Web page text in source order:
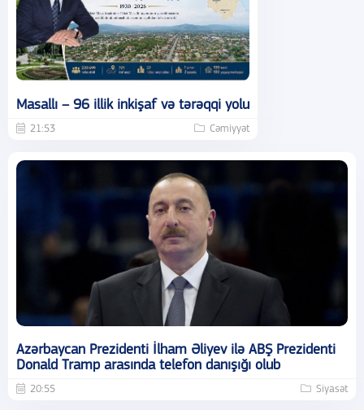
Masallı – 96 illik inkişaf və tərəqqi yolu
21:53 Cəmiyyət
Azərbaycan Prezidenti İlham Əliyev ilə ABŞ Prezidenti
Donald Tramp arasında telefon danışığı olub
20:55 Siyasət